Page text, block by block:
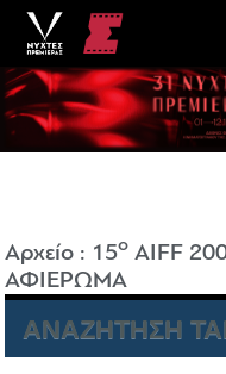
Αρχείο : 15o AIFF
ΑΦΙΕΡΩΜΑ
ΑΝΑΖΗΤΗΣΗ